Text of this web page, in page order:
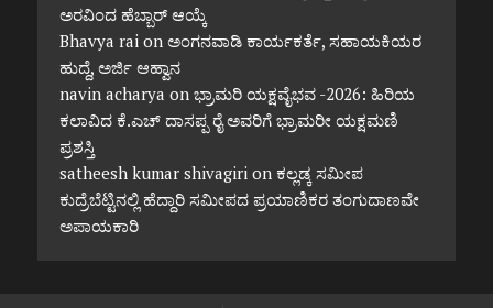
ಅರವಿಂದ ಹೆಬ್ಬಾರ್ ಆಯ್ಕೆ
Bhavya raion ಅಂಗನವಾಡಿ ಕಾರ್ಯಕರ್ತೆ, ಸಹಾಯಕಿಯರ
ಹುದ್ದೆ, ಅರ್ಜಿ ಆಹ್ವಾನ
navin acharya on ಭ್ರಾಮರಿ ಯಕ್ಷವೈಭವ -2026: ಹಿರಿಯ
ಕಲಾವಿದ ಕೆ.ಎಚ್ ದಾಸಪ್ಪ ರೈ ಅವರಿಗೆ ಭ್ರಾಮರೀ ಯಕ್ಷಮಣಿ
ಪ್ರಶಸ್ತಿ
satheesh kumar shivagirion ಕಲ್ಲಡ್ಕ ಸಮೀಪ
ಕುದ್ರೆಬೆಟ್ಟಿನಲ್ಲಿ ಹೆದ್ದಾರಿ ಸಮೀಪದ ಪ್ರಯಾಣಿಕರ ತಂಗುದಾಣವೇ
ಅಪಾಯಕಾರಿ